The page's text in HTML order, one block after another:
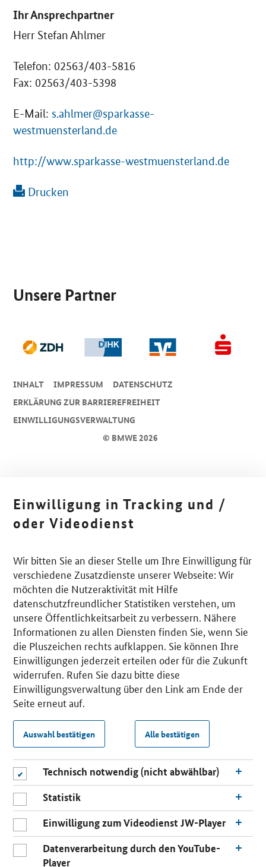
Ihr Ansprechpartner
Herr Stefan Ahlmer
Telefon: 02563/403-5816
Fax: 02563/403-5398
E-Mail: s.ahlmer@sparkasse-
westmuensterland.de
http://www.sparkasse-westmuensterland.de
Drucken
Unsere Partner
© BMWE 2026
INHALT IMPRESSUM
DA­TEN­SCHUTZ
ERKLÄRUNG ZUR BARRIEREFREIHEIT
EINWILLIGUNGSVERWALTUNG
Einwilligung in Tracking und /
oder Videodienst
Wir bitten Sie an dieser Stelle um Ihre Einwilligung für
verschiedene Zusatzdienste unserer Webseite: Wir
möchten die Nutzeraktivität mit Hilfe
datenschutzfreundlicher Statistiken verstehen, um
unsere Öffentlichkeitsarbeit zu verbessern. Nähere
Informationen zu allen Diensten finden Sie, wenn Sie
die Pluszeichen rechts aufklappen. Sie können Ihre
Einwilligungen jederzeit erteilen oder für die Zukunft
widerrufen. Rufen Sie dazu bitte diese
Einwilligungsverwaltung über den Link am Ende der
Seite erneut auf.
Auswahl bestätigen Alle bestätigen
Technisch notwendig (nicht abwählbar)
Statistik
Einwilligung zum Videodienst JW-Player
Datenverarbeitung durch den YouTube-
Player